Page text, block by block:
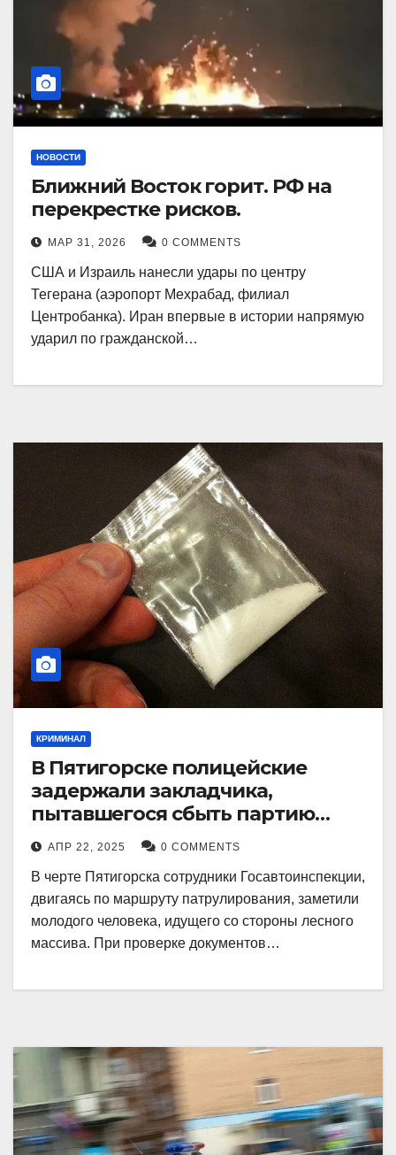
НОВОСТИ
Ближний Восток горит. РФ на
перекрестке рисков.
МАР 31, 2026 0 COMMENTS
США и Израиль нанесли удары по центру
Тегерана (аэропорт Мехрабад, филиал
Центробанка). Иран впервые в истории напрямую
ударил по гражданской…
КРИМИНАЛ
В Пятигорске полицейские
задержали закладчика,
пытавшегося сбыть партию
синтетического наркотика
АПР 22, 2025 0 COMMENTS
В черте Пятигорска сотрудники Госавтоинспекции,
двигаясь по маршруту патрулирования, заметили
молодого человека, идущего со стороны лесного
массива. При проверке документов…